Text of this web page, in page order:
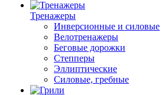
Тренажеры
Инверсионные и силовые
Велотренажеры
Беговые дорожки
Степперы
Эллиптические
Силовые, гребные